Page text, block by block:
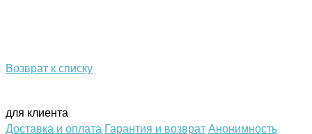
Возврат к списку
для клиента
Доставка и оплата Гарантия и возвратАнонимность